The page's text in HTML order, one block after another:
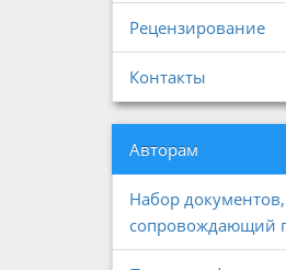
Рецензирование
Контакты
Авторам
Набор документов,
сопровождающий